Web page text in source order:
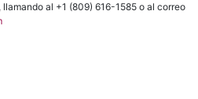
al +1 (809) 616-1585 o al correo